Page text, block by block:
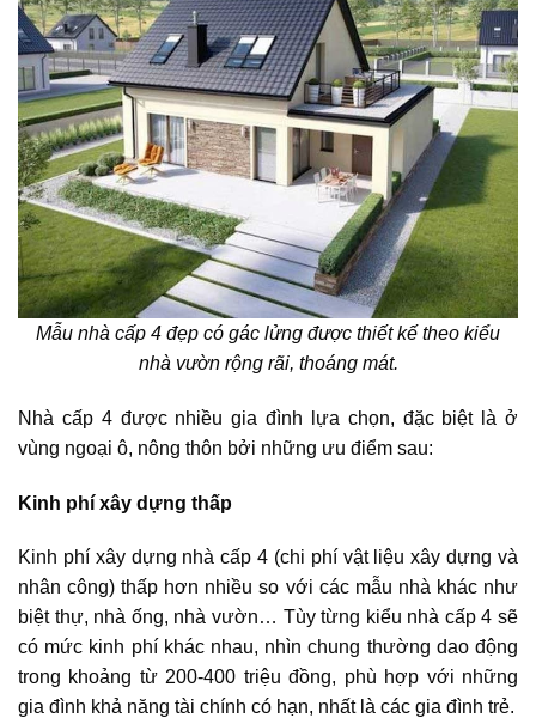
Mẫu nhà cấp 4 đẹp có gác lửng được thiết kế theo kiểu
nhà vườn rộng rãi, thoáng mát.
Nhà cấp 4 được nhiều gia đình lựa chọn, đặc biệt là ở
vùng ngoại ô, nông thôn bởi những ưu điểm sau:
Kinh phí xây dựng thấp
Kinh phí xây dựng nhà cấp 4 (chi phí vật liệu xây dựng và
nhân công) thấp hơn nhiều so với các mẫu nhà khác như
biệt thự, nhà ống, nhà vườn… Tùy từng kiểu nhà cấp 4 sẽ
có mức kinh phí khác nhau, nhìn chung thường dao động
trong khoảng từ 200-400 triệu đồng, phù hợp với những
gia đình khả năng tài chính có hạn, nhất là các gia đình trẻ.